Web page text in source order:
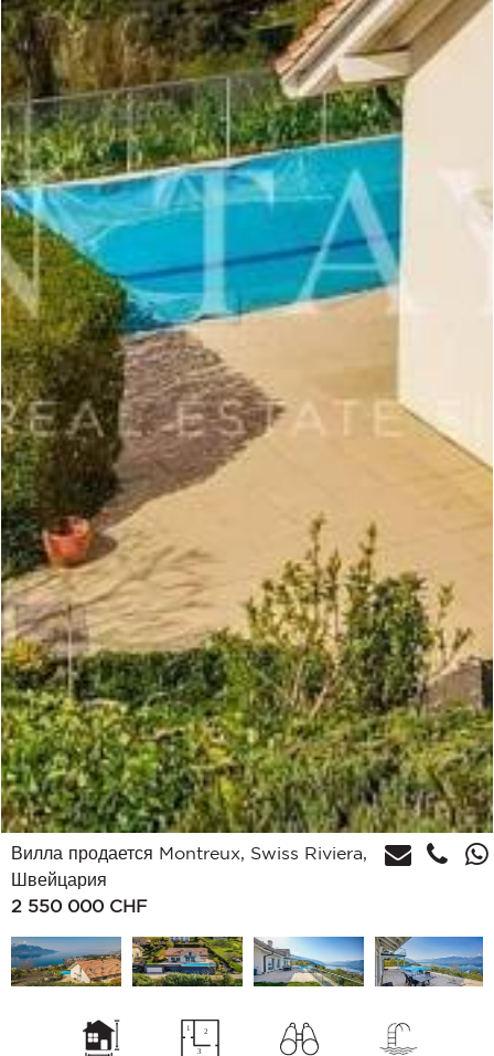
Вилла продается Montreux, Swiss Riviera,
Швейцария
2 550 000 CHF